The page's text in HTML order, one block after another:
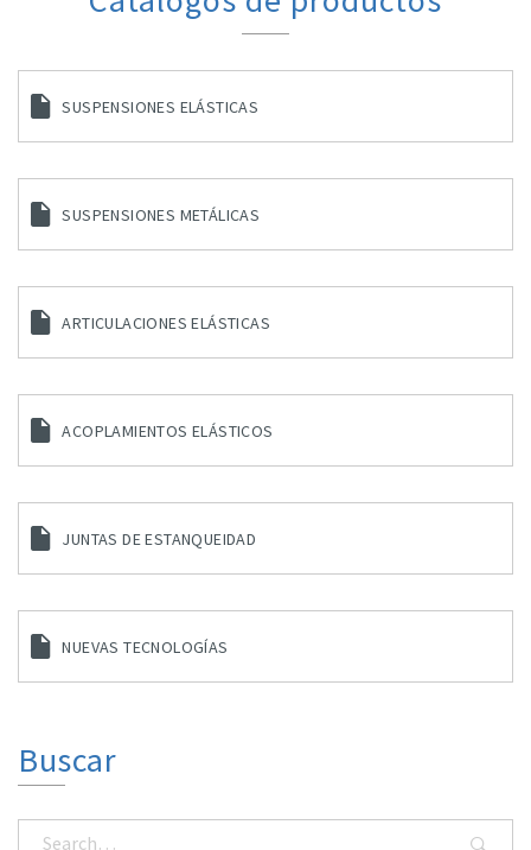
SUSPENSIONES ELÁSTICAS
SUSPENSIONES METÁLICAS
ARTICULACIONES ELÁSTICAS
ACOPLAMIENTOS ELÁSTICOS
JUNTAS DE ESTANQUEIDAD
NUEVAS TECNOLOGÍAS
Buscar